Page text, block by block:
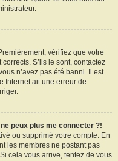
vérifiez que votre
S’ils le sont, contactez
n’avez pas été banni. Il est
Internet ait une erreur de
peux plus me connecter ?!
ou supprimé votre compte. En
les membres ne postant pas
cela vous arrive, tentez de vous